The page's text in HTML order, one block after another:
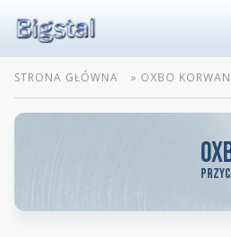
STRONA GŁÓWNA » OXBO KORWAN